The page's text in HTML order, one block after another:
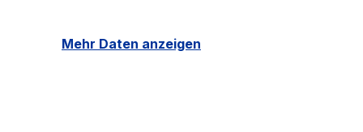
Mehr Daten anzeigen